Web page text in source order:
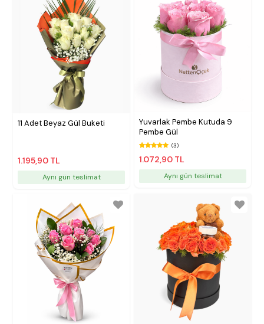
11 Adet Beyaz Gül Buketi
1.195,90 TL
Aynı gün teslimat
Yuvarlak Pembe Kutuda 9
Pembe Gül
(3)
1.072,90 TL
Aynı gün teslimat